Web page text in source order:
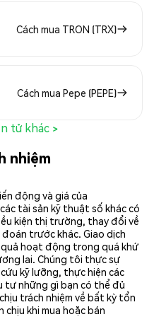
Cách mua TRON (TRX)
Cách mua Pepe (PEPE)
tử khác >
nhiệm
động và giá của
tài sản kỹ thuật số khác có
kiện thị trường, thay đổi về
trước khác. Giao dịch
hoạt động trong quá khứ
lai. Chúng tôi thực sự
kỹ lưỡng, thực hiện các
tư những gì bạn có thể đủ
trách nhiệm về bất kỳ tổn
khi mua hoặc bán